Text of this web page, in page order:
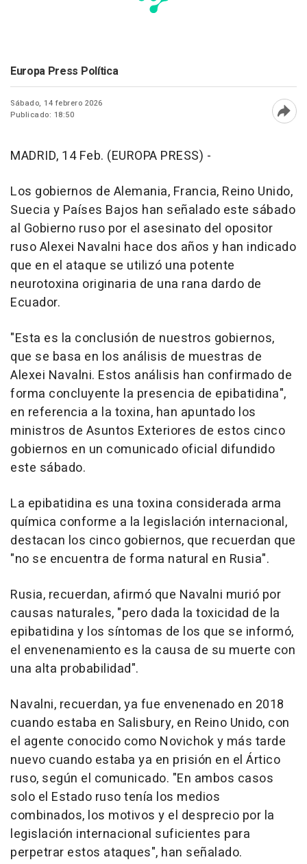
Europa Press Política
Sábado, 14 febrero 2026
Publicado: 18:50
MADRID, 14 Feb. (EUROPA PRESS) -
Los gobiernos de Alemania, Francia, Reino Unido,
Suecia y Países Bajos han señalado este sábado
al Gobierno ruso por el asesinato del opositor
ruso Alexei Navalni hace dos años y han indicado
que en el ataque se utilizó una potente
neurotoxina originaria de una rana dardo de
Ecuador.
"Esta es la conclusión de nuestros gobiernos,
que se basa en los análisis de muestras de
Alexei Navalni. Estos análisis han confirmado de
forma concluyente la presencia de epibatidina",
en referencia a la toxina, han apuntado los
ministros de Asuntos Exteriores de estos cinco
gobiernos en un comunicado oficial difundido
este sábado.
La epibatidina es una toxina considerada arma
química conforme a la legislación internacional,
destacan los cinco gobiernos, que recuerdan que
"no se encuentra de forma natural en Rusia".
Rusia, recuerdan, afirmó que Navalni murió por
causas naturales, "pero dada la toxicidad de la
epibatidina y los síntomas de los que se informó,
el envenenamiento es la causa de su muerte con
una alta probabilidad".
Navalni, recuerdan, ya fue envenenado en 2018
cuando estaba en Salisbury, en Reino Unido, con
el agente conocido como Novichok y más tarde
nuevo cuando estaba ya en prisión en el Ártico
ruso, según el comunicado. "En ambos casos
solo el Estado ruso tenía los medios
combinados, los motivos y el desprecio por la
legislación internacional suficientes para
perpetrar estos ataques", han señalado.